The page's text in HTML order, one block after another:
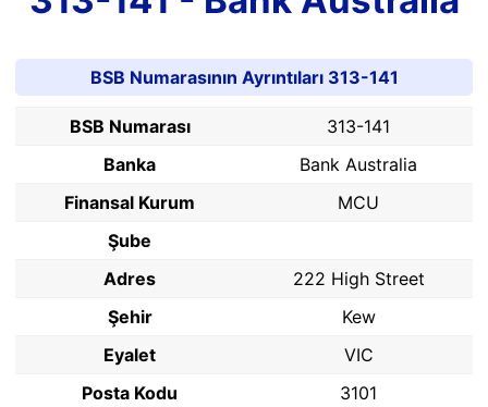
BSB Numarasının Ayrıntıları 313-141
BSB Numarası
313-141
Banka
Bank Australia
Finansal Kurum
MCU
Şube
Adres
222 High Street
Şehir
Kew
Eyalet
VIC
Posta Kodu
3101